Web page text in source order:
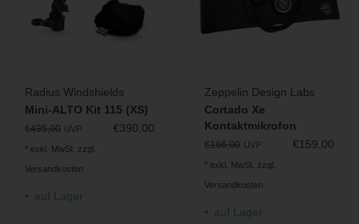
Radius Windshields
Mini-ALTO Kit 115 (XS)
€435,00 UVP €390,00
* exkl. MwSt. zzgl.
Versandkosten
auf Lager
Zeppelin Design Labs
Cortado Xe
Kontaktmikrofon
€166,00 UVP €159,00
* exkl. MwSt. zzgl.
Versandkosten
auf Lager